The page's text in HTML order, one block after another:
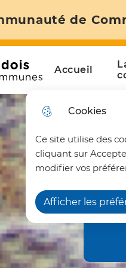
Cookies
Ce site utilise des
cliquant sur
modifier vos
Afficher les
la recherche Aller au
de
du Pays du
v
g
a
t
i
o
n
Accueil